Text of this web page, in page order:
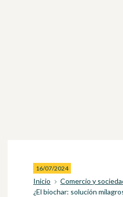
16/07/2024
Inicio
Comercio y
¿El biochar: solución